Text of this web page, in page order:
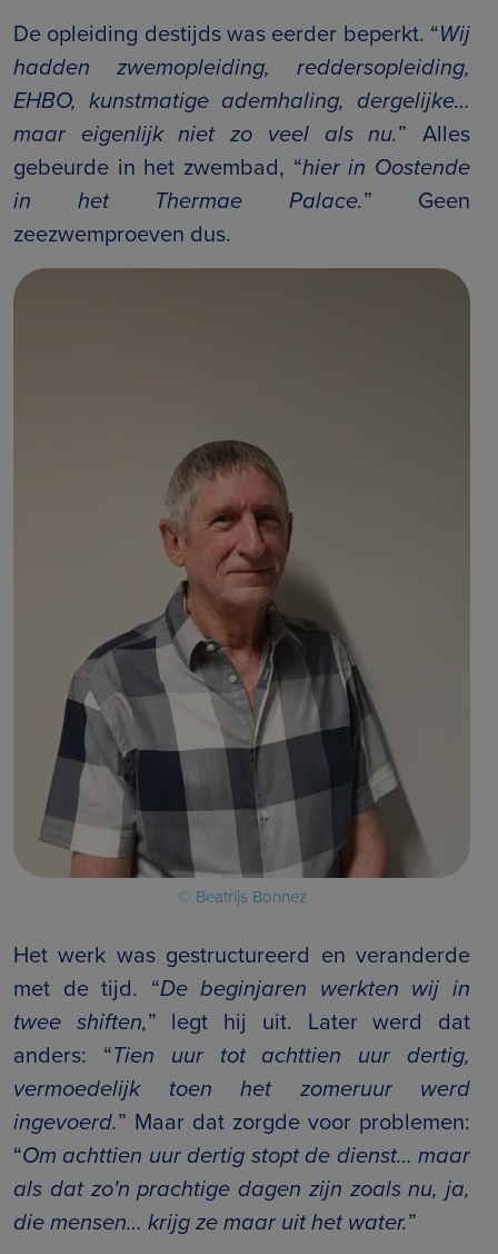
De opleiding destijds was eerder beperkt. “Wij
hadden zwemopleiding, reddersopleiding,
EHBO, kunstmatige ademhaling, dergelijke…
maar eigenlijk niet zo veel als nu.” Alles
gebeurde in het zwembad, “hier in Oostende
in het Thermae Palace.” Geen
zeezwemproeven dus.
© Beatrijs Bonnez
Het werk was gestructureerd en veranderde
met de tijd. “De beginjaren werkten wij in
twee shiften,” legt hij uit. Later werd dat
anders: “Tien uur tot achttien uur dertig,
vermoedelijk toen het zomeruur werd
ingevoerd.” Maar dat zorgde voor problemen:
“Om achttien uur dertig stopt de dienst… maar
als dat zo'n prachtige dagen zijn zoals nu, ja,
die mensen… krijg ze maar uit het water.”